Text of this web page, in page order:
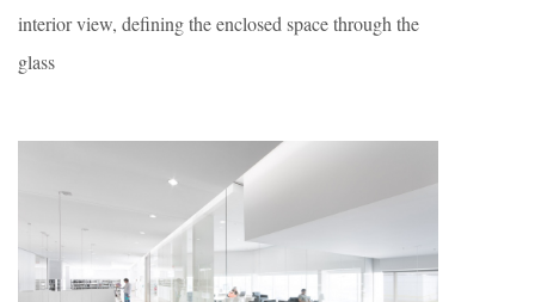
interior view, defining the enclosed space through the
glass